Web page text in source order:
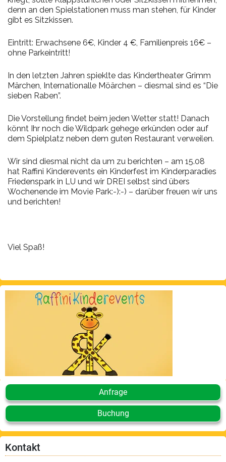
denn an den Spielstationen muss man stehen, für Kinder
gibt es Sitzkissen.
Eintritt: Erwachsene 6€, Kinder 4 €, Familienpreis 16€ –
ohne Parkeintritt!
In den letzten Jahren spieklte das Kindertheater Grimm
Märchen, Internationalle Möärchen – diesmal sind es “Die
sieben Raben”.
Die Vorstellung findet beim jeden Wetter statt! Danach
könnt Ihr noch die Wildpark gehege erkünden oder auf
dem Spielplatz neben dem guten Restaurant verweilen.
Wir sind diesmal nicht da um zu berichten – am 15.08
hat Raffini Kinderevents ein Kinderfest im Kinderparadies
Friedenspark in LU und wir DREI selbst sind übers
Wochenende im Movie Park:-):-) – darüber freuen wir uns
und berichten!
Viel Spaß!
Anfrage
Buchung
Kontakt